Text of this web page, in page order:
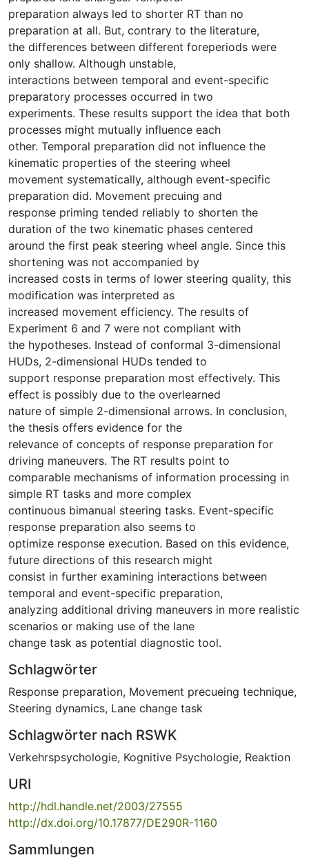
preparation always led to shorter RT than no
preparation at all. But, contrary to the literature,
the differences between different foreperiods were
only shallow. Although unstable,
interactions between temporal and event-specific
preparatory processes occurred in two
experiments. These results support the idea that both
processes might mutually influence each
other. Temporal preparation did not influence the
kinematic properties of the steering wheel
movement systematically, although event-specific
preparation did. Movement precuing and
response priming tended reliably to shorten the
duration of the two kinematic phases centered
around the first peak steering wheel angle. Since this
shortening was not accompanied by
increased costs in terms of lower steering quality, this
modification was interpreted as
increased movement efficiency. The results of
Experiment 6 and 7 were not compliant with
the hypotheses. Instead of conformal 3-dimensional
HUDs, 2-dimensional HUDs tended to
support response preparation most effectively. This
effect is possibly due to the overlearned
nature of simple 2-dimensional arrows. In conclusion,
the thesis offers evidence for the
relevance of concepts of response preparation for
driving maneuvers. The RT results point to
comparable mechanisms of information processing in
simple RT tasks and more complex
continuous bimanual steering tasks. Event-specific
response preparation also seems to
optimize response execution. Based on this evidence,
future directions of this research might
consist in further examining interactions between
temporal and event-specific preparation,
analyzing additional driving maneuvers in more realistic
scenarios or making use of the lane
change task as potential diagnostic tool.
Schlagwörter
Response preparation, Movement precueing technique,
Steering dynamics, Lane change task
Schlagwörter nach RSWK
Verkehrspsychologie, Kognitive Psychologie, Reaktion
URI
http://hdl.handle.net/2003/27555
http://dx.doi.org/10.17877/DE290R-1160
Sammlungen